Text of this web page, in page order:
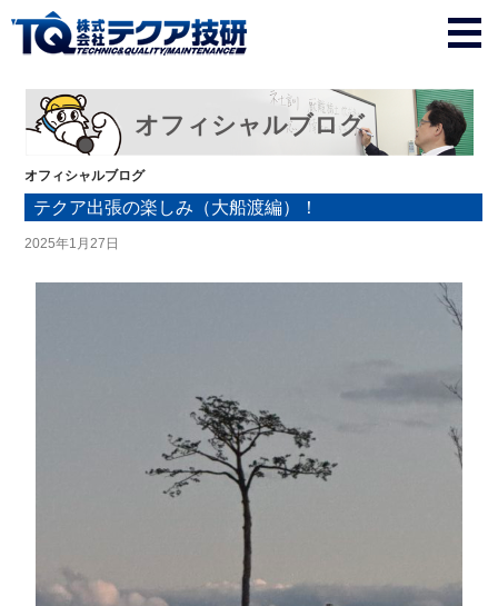
オフィシャルブログ
オフィシャルブログ
テクア出張の楽しみ（大船渡編）！
2025年1月27日